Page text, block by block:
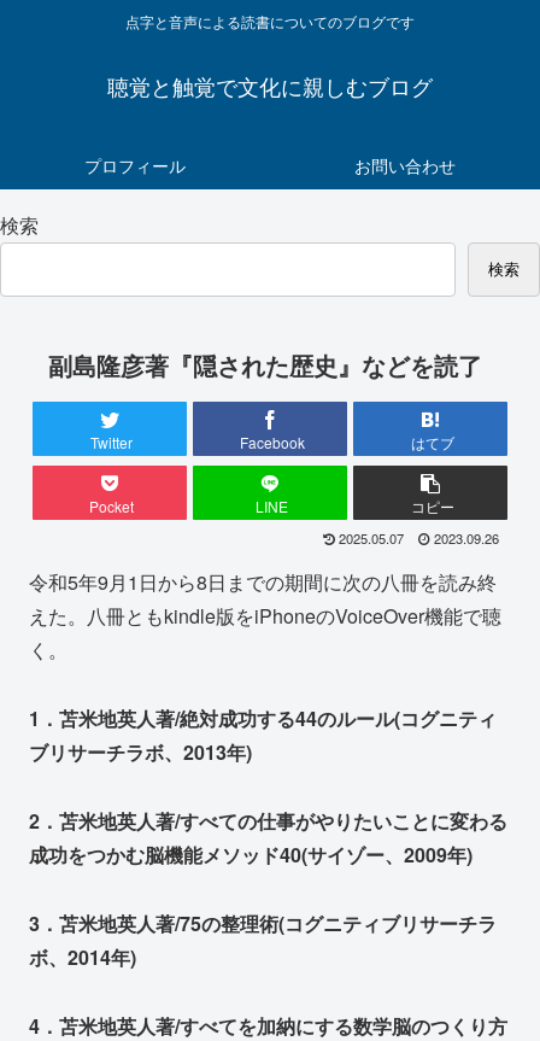
点字と音声による読書についてのブログです
聴覚と触覚で文化に親しむブログ
プロフィール お問い合わせ
検索
検索
副島隆彦著『隠された歴史』などを読了
Twitter Facebook はてブ
Pocket LINE コピー
2025.05.07 2023.09.26
令和5年9月1日から8日までの期間に次の八冊を読み終
えた。八冊ともkindle版をiPhoneのVoiceOver機能で聴
く。
1．苫米地英人著/絶対成功する44のルール(コグニティ
ブリサーチラボ、2013年)
2．苫米地英人著/すべての仕事がやりたいことに変わる
成功をつかむ脳機能メソッド40(サイゾー、2009年)
3．苫米地英人著/75の整理術(コグニティブリサーチラ
ボ、2014年)
4．苫米地英人著/すべてを加納にする数学脳のつくり方